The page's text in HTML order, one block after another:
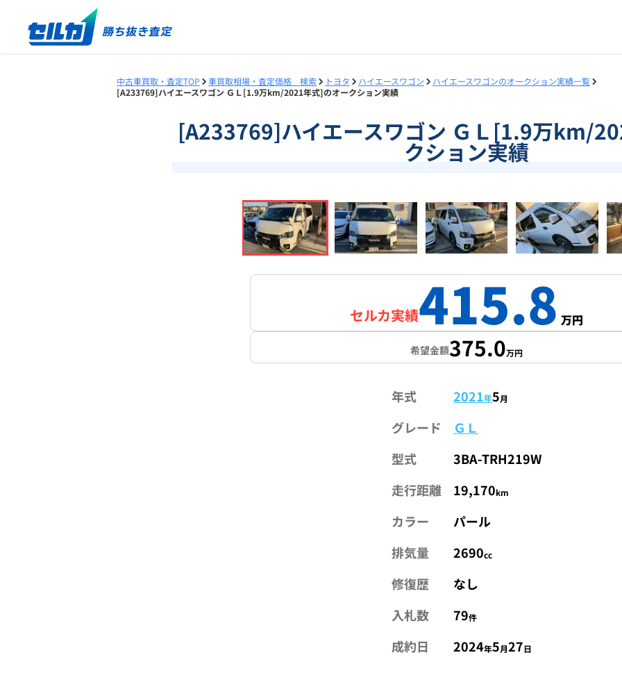
中古車買取・査定TOP 車買取相場・査定価格 検索 トヨタ ハイエースワゴン
ハイエースワゴンのオークション実績一覧
[A233769]ハイエースワゴン ＧＬ[1.9万km/2021年式]のオークション実績
[A233769]ハイエースワゴン ＧＬ[1.9万km/
クション実績
セルカ実績415.8 万円
希望金額375.0万円
年式 2021年5月
グレード
ＧＬ
型式
3BA-TRH219W
走行距離
19,170km
カラー
パール
排気量
2690cc
修復歴
なし
入札数
79件
成約日 2024年5月27日